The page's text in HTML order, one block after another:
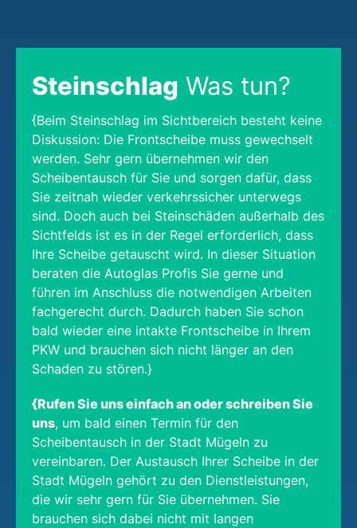
Steinschlag Was tun?
{Beim Steinschlag im Sichtbereich besteht keine
Diskussion: Die Frontscheibe muss gewechselt
werden. Sehr gern übernehmen wir den
Scheibentausch für Sie und sorgen dafür, dass
Sie zeitnah wieder verkehrssicher unterwegs
sind. Doch auch bei Steinschäden außerhalb des
Sichtfelds ist es in der Regel erforderlich, dass
Ihre Scheibe getauscht wird. In dieser Situation
beraten die Autoglas Profis Sie gerne und
führen im Anschluss die notwendigen Arbeiten
fachgerecht durch. Dadurch haben Sie schon
bald wieder eine intakte Frontscheibe in Ihrem
PKW und brauchen sich nicht länger an den
Schaden zu stören.}
{Rufen Sie uns einfach an oder schreiben Sie
uns, um bald einen Termin für den
Scheibentausch in der Stadt Mügeln zu
vereinbaren. Der Austausch Ihrer Scheibe in der
Stadt Mügeln gehört zu den Dienstleistungen,
die wir sehr gern für Sie übernehmen. Sie
brauchen sich dabei nicht mit langen